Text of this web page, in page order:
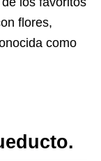
flores,
como